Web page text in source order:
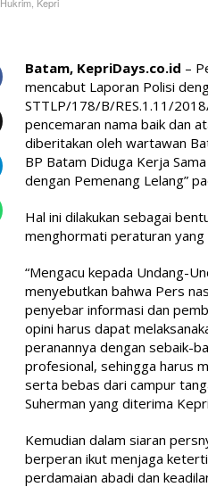
Batam, KepriDays.co.id –
mencabut Laporan Polisi
STTLP/178/B/RES.1.11/
pencemaran nama baik dan
diberitakan oleh wartawan
BP Batam Diduga Kerja Sama
dengan Pemenang Lelang”
Hal ini dilakukan sebagai
menghormati peraturan yang
“Mengacu kepada Undang-
menyebutkan bahwa Pers
penyebar informasi dan
opini harus dapat
peranannya dengan sebaik-
profesional, sehingga harus
serta bebas dari campur
Suherman yang diterima
Kemudian dalam siaran
berperan ikut menjaga
perdamaian abadi dan